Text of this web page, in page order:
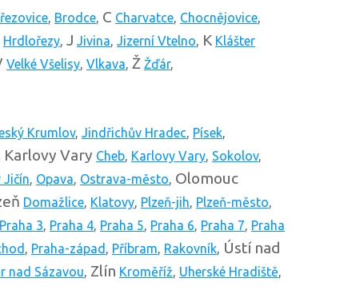
, Brodce, C Charvatce, Chocnějovice,
Hrdlořezy, J Jivina, Jizerní Vtelno, K Klášter
Velké Všelisy, Vlkava, Ž Žďár,
Krumlov, Jindřichův Hradec, Písek,
Karlovy Vary Cheb, Karlovy Vary, Sokolov,
Jičín, Opava, Ostrava-město, Olomouc
Domažlice, Klatovy, Plzeň-jih, Plzeň-město,
Praha 3, Praha 4, Praha 5, Praha 6, Praha 7, Praha
, Praha-západ , Příbram, Rakovník, Ústí nad
nad Sázavou, Zlín Kroměříž, Uherské Hradiště,